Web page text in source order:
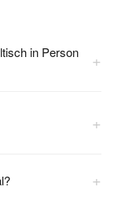
in Person
+
+
+